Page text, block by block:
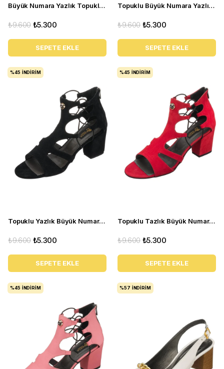
Büyük Numara Yazlık Topuklu Kadın Ayakkabı HTC70 Yılan Baskı
₺5.300
₺9.600
SEPETE EKLE
Topuklu Büyük Numara Yazlık Kadın Ayakkabı HTC70 Tarçın
₺5.300
₺9.600
SEPETE EKLE
Topuklu Yazlık Büyük Numara Kadın Ayakkabı HTC70 Siyah
₺5.300
₺9.600
SEPETE EKLE
%45 İNDIRIM
Topuklu Tazlık Büyük Numara Kadın Ayakkabı HTC70 Kirmizi
₺5.300
₺9.600
SEPETE EKLE
%45 İNDIRIM
%45 İNDIRIM %57 İNDIRIM